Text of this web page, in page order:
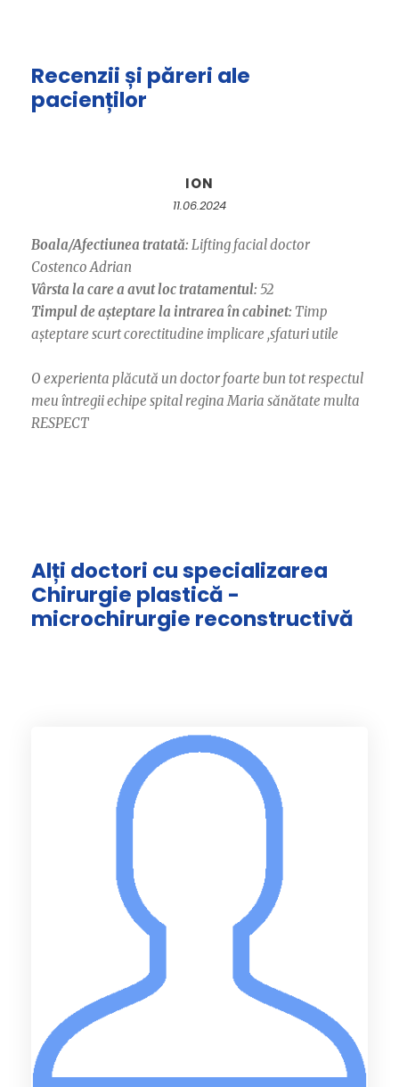
Recenzii și păreri ale
pacienților
ION
11.06.2024
Boala/Afectiunea tratată: Lifting facial doctor
Costenco Adrian
Vârsta la care a avut loc tratamentul: 52
Timpul de așteptare la intrarea în cabinet: Timp
așteptare scurt corectitudine implicare ,sfaturi utile
O experienta plăcută un doctor foarte bun tot respectul
meu întregii echipe spital regina Maria sănătate multa
RESPECT
Alți doctori cu specializarea
Chirurgie plastică -
microchirurgie reconstructivă